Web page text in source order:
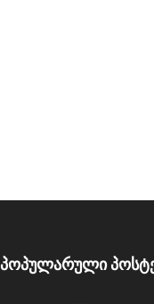
პოპულარული